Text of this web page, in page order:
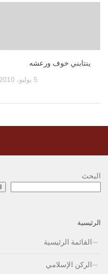
ينتابني خوف ورعشه
5 يوليو، 2010
البحث
الرئيسية
القائمة الرئيسية
الركن الإسلامي